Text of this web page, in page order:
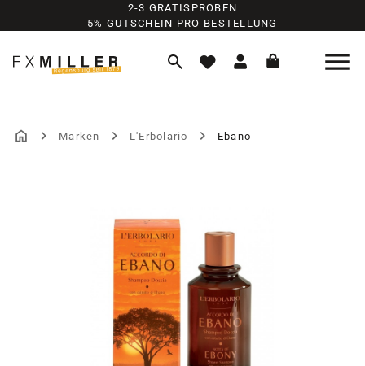
Zum Hauptinhalt springen
2-3 GRATISPROBEN
5% GUTSCHEIN PRO BESTELLUNG
Marken L'Erbolario Ebano